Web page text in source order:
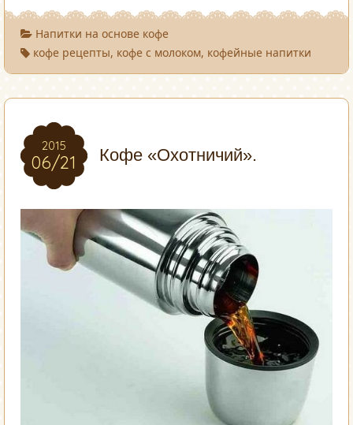
Напитки на основе кофе
кофе рецепты, кофе с молоком, кофейные напитки
2015
06/21
2015
06/21 Кофе «Охотничий».